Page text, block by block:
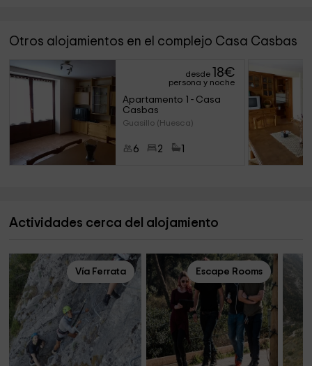
Otros alojamientos en el complejo Casa Casbas
desde 18€
persona y noche
Apartamento 1 - Casa
Casbas
Guasillo (Huesca)
6 2
Actividades cerca del alojamiento
Vía Ferrata Escape Rooms